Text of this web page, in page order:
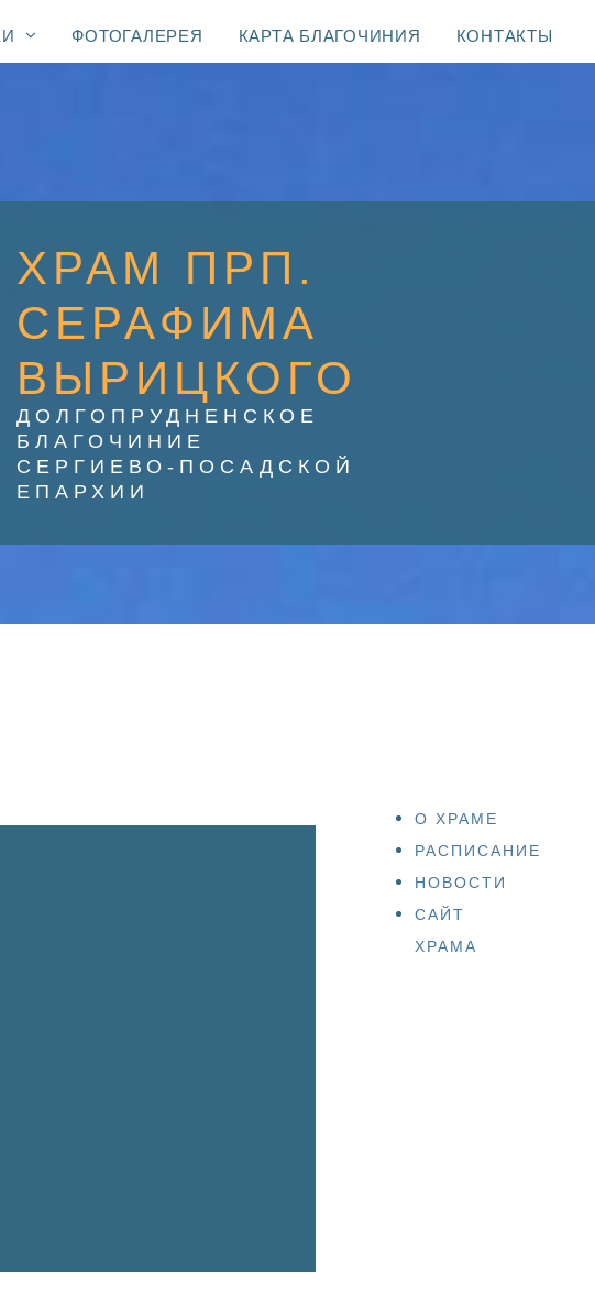
ФОТОГАЛЕРЕЯ КАРТА БЛАГОЧИНИЯ КОНТАКТЫ
ХРАМ ПРП.
СЕРАФИМА
ВЫРИЦКОГО
ДОЛГОПРУДНЕНСКОЕ
БЛАГОЧИНИЕ
СЕРГИЕВО-ПОСАДСКОЙ
ЕПАРХИИ
О ХРАМЕ
РАСПИСАНИЕ
НОВОСТИ
САЙТ
ХРАМА